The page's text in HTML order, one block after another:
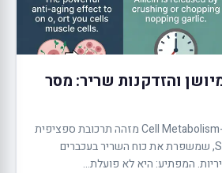
והזדקנות שריר: מסר
מחקר חדש שפורסם ב-Cell Metabolism מזהה תרכובת ספציפית
בשום מיושן, בשם S1PC, שמשפרת את כוח השריר בעכברים
המפתיע: היא לא פועלת...